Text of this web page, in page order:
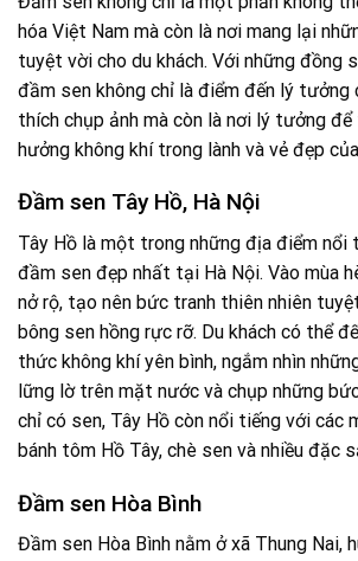
hóa Việt Nam mà còn là nơi mang lại
tuyệt vời cho du khách. Với những đồng
đầm sen không chỉ là điểm đến lý tưởng
thích chụp ảnh mà còn là nơi lý tưởng
hưởng không khí trong lành và vẻ đẹp
Đầm sen Tây Hồ, Hà Nội
Tây Hồ là một trong những địa điểm nổi
đầm sen đẹp nhất tại Hà Nội. Vào mùa
nở rộ, tạo nên bức tranh thiên nhiên
bông sen hồng rực rỡ. Du khách có thể
thức không khí yên bình, ngắm nhìn
lững lờ trên mặt nước và chụp những
chỉ có sen, Tây Hồ còn nổi tiếng với các
bánh tôm Hồ Tây, chè sen và nhiều đặc
Đầm sen Hòa Bình
Đầm sen Hòa Bình nằm ở xã Thung Nai,